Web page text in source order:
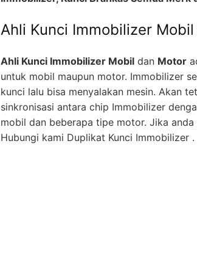
Ahli Kunci Immobilizer
Ahli Kunci Immobilizer Mobil dan Motor
untuk mobil maupun motor. Immobilizer
kunci lalu bisa menyalakan mesin. Akan
sinkronisasi antara chip Immobilizer
mobil dan beberapa tipe motor. Jika anda
Hubungi kami Duplikat Kunci Immobilizer .